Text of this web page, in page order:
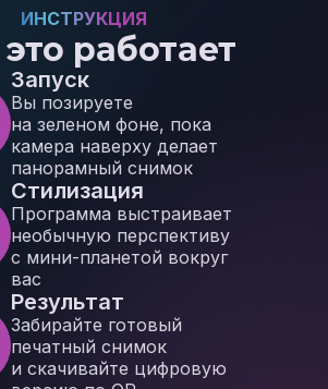
ИНСТРУКЦИЯ
работает
Запуск
Вы позируете
на зеленом фоне, пока
камера наверху делает
панорамный снимок
Стилизация
Программа выстраивает
необычную перспективу
с мини-планетой вокруг
вас
Результат
Забирайте готовый
печатный снимок
и скачивайте цифровую